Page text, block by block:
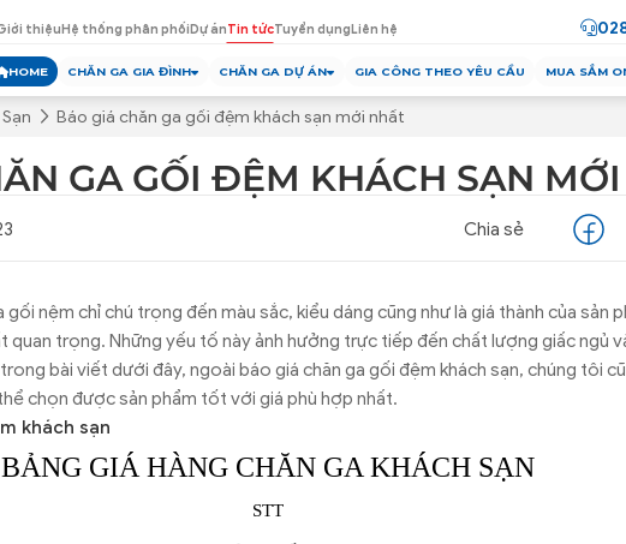
thiệuHệ thống phân phốiDự ánTin tứcTuyển dụngLiên hệ
HOME CHĂN GA GIA ĐÌNH CHĂN GA DỰ ÁN GIA CÔNG THEO YÊU CẦU MUA SẮM
Báo giá chăn ga gối đệm khách sạn mới nhất
GA GỐI ĐỆM KHÁCH SẠN
Chia sẻ
gối nệm chỉ chú trọng đến màu sắc, kiểu dáng cũng như là giá thành của sản
quan trọng. Những yếu tố này ảnh hưởng trực tiếp đến chất lượng giấc ngủ
bài viết dưới đây, ngoài báo giá chăn ga gối đệm khách sạn, chúng tôi
chọn được sản phẩm tốt với giá phù hợp nhất.
khách sạn
BẢNG GIÁ HÀNG CHĂN GA KHÁCH SẠN
STT